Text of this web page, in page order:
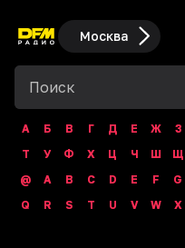
Москва
А Б В Г Д Е Ж З
Т
У Ф Х Ц Ч Ш Щ
@
A B C D E F G
Q
R S T U V W X